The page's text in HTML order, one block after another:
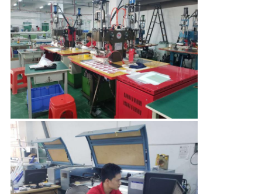
YÊU
CẦU
BÁO
GIÁ
SƠ
ĐỒ
TRANG
WEB